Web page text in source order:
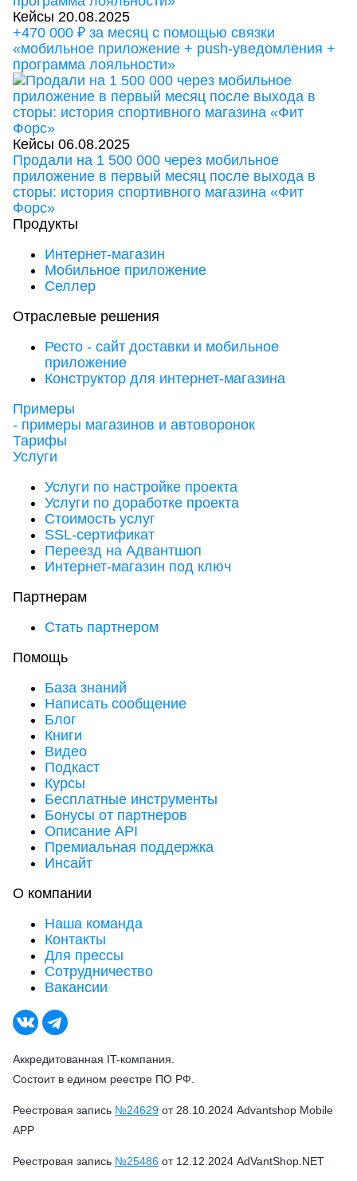
Кейсы 20.08.2025
+470 000 ₽ за месяц с помощью связки
«мобильное приложение + push-уведомления +
программа лояльности»
Кейсы 06.08.2025
Продали на 1 500 000 через мобильное
приложение в первый месяц после выхода в
сторы: история спортивного магазина «Фит
Форс»
Продукты
Интернет-магазин
Мобильное приложение
Селлер
Отраслевые решения
Ресто - сайт доставки и мобильное
приложение
Конструктор для интернет-магазина
Примеры
- примеры магазинов и автоворонок
Тарифы
Услуги
Услуги по настройке проекта
Услуги по доработке проекта
Стоимость услуг
SSL-сертификат
Переезд на Адвантшоп
Интернет-магазин под ключ
Партнерам
Стать партнером
Помощь
База знаний
Написать сообщение
Блог
Книги
Видео
Подкаст
Курсы
Бесплатные инструменты
Бонусы от партнеров
Описание API
Премиальная поддержка
Инсайт
О компании
Наша команда
Контакты
Для прессы
Сотрудничество
Вакансии
Аккредитованная IT-компания.
Состоит в едином реестре ПО РФ.
Реестровая запись №24629 от 28.10.2024 Advantshop Mobile
APP
Реестровая запись №25486 от 12.12.2024 AdVantShop.NET